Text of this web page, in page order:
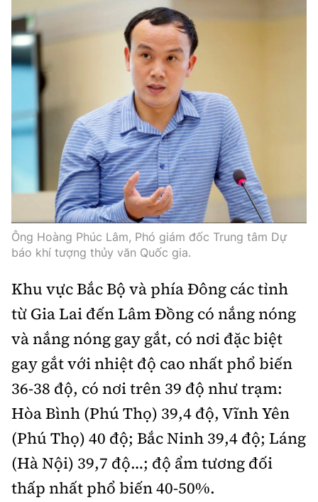
Đường sắt đô thị
Nhà thầu
Mời thầu - Đấu thầu
Thi viết về GTVT
Gương sáng giao thông
Lao động - Công đoàn
Điện ảnh
Âm nhạc
Bình luận
Hậu trường sao
360 độ thể thao
Công nghệ mới
Sản phẩm mới
Tư vấn
Thế giới
Thời sự Quốc tế
Hồ sơ tài liệu
Thế giới giao thông
Thế giới xây dựng
Đi ++
Du lịch
Khám phá
Lối sống
Ẩm thực
Video
Khám phá
Camera giao thông
Giải trí - Thể thao
Cơ quan chủ quản: Bộ Xây dựng
Giấy phép số: 03/GP-BVHTTDL, cấp ngày 1/4/2025.
Tòa soạn: Số 2 Nguyễn Công Hoan, phường Giảng Võ,
Hà Nội.
Tổng biên tập: Nguyễn Thị Hồng Nga
Phó Tổng biên tập:Nguyễn Sơn Tùng,
Nguyễn Đức Thắng, La Đức Hùng
Hotline:
0901 514 799
Quảng cáo và Phát hành:
0915 057 282
bandoc@baoxaydung.vn
Cấm sao chép dưới mọi hình thức nếu không có sự
Ông Hoàng Phúc Lâm, Phó giám đốc Trung tâm Dự
báo khí tượng thủy văn Quốc gia.
Khu vực Bắc Bộ và phía Đông các tỉnh
từ Gia Lai đến Lâm Đồng có nắng nóng
và nắng nóng gay gắt, có nơi đặc biệt
gay gắt với nhiệt độ cao nhất phổ biến
36-38 độ, có nơi trên 39 độ như trạm:
Hòa Bình (Phú Thọ) 39,4 độ, Vĩnh Yên
(Phú Thọ) 40 độ; Bắc Ninh 39,4 độ; Láng
(Hà Nội) 39,7 độ…; độ ẩm tương đối
thấp nhất phổ biến 40-50%.